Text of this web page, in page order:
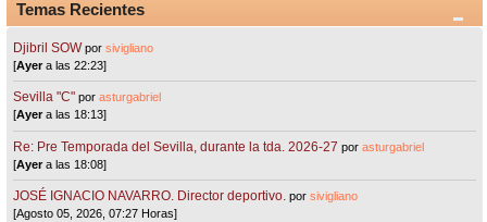
Temas Recientes
Djibril SOW porsivigliano
[Ayera las 22:23]
Sevilla "C"porasturgabriel
[Ayera las 18:13]
Re: Pre Temporada del Sevilla, durante la tda. 2026-27 porasturgabriel
[Ayera las 18:08]
JOSÉ IGNACIO NAVARRO. Director deportivo. porsivigliano
[Agosto 05, 2026, 07:27 Horas]